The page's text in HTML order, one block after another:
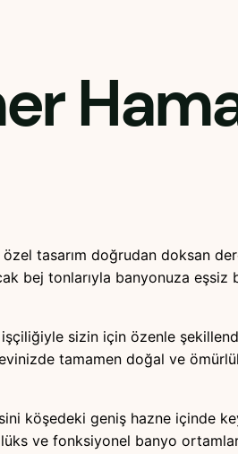
tasarım doğrudan doksan
bej tonlarıyla banyonuza
sizin için özenle
tamamen doğal ve
köşedeki geniş hazne içinde
ve fonksiyonel banyo ortamları